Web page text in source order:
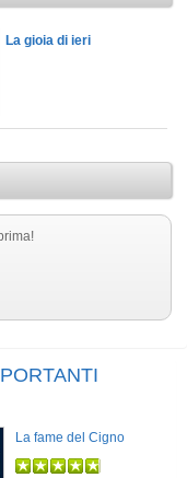
La gioia di ieri
La fame del Cigno